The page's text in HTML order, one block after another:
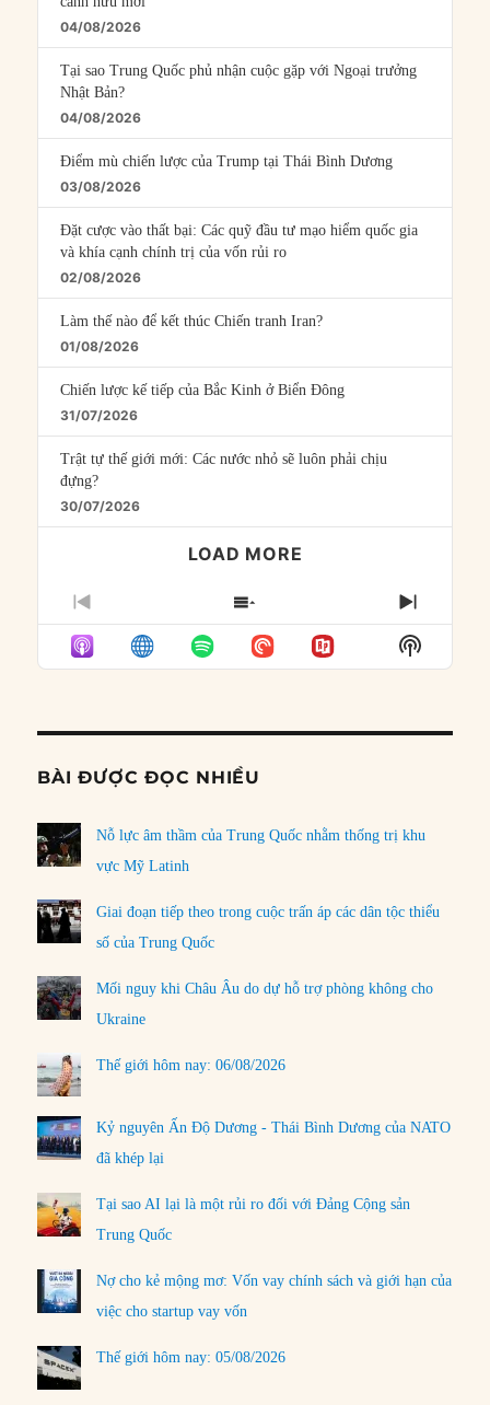
04/08/2026
Tại sao Trung Quốc phủ nhận cuộc gặp với Ngoại trưởng
Nhật Bản?
04/08/2026
Điểm mù chiến lược của Trump tại Thái Bình Dương
03/08/2026
Đặt cược vào thất bại: Các quỹ đầu tư mạo hiểm quốc gia
và khía cạnh chính trị của vốn rủi ro
02/08/2026
Làm thế nào để kết thúc Chiến tranh Iran?
01/08/2026
Chiến lược kế tiếp của Bắc Kinh ở Biển Đông
31/07/2026
Trật tự thế giới mới: Các nước nhỏ sẽ luôn phải chịu
đựng?
30/07/2026
LOAD MORE
PREVIOUS
EPISODE
SHOW
EPISODES
LIST
NEXT
Show
Podcast
BÀI ĐƯỢC ĐỌC NHIỀU
Nỗ lực âm thầm của Trung Quốc nhằm thống trị khu
vực Mỹ Latinh
Giai đoạn tiếp theo trong cuộc trấn áp các dân tộc thiểu
số của Trung Quốc
Mối nguy khi Châu Âu do dự hỗ trợ phòng không cho
Ukraine
Thế giới hôm nay: 06/08/2026
Kỷ nguyên Ấn Độ Dương - Thái Bình Dương của NATO
đã khép lại
Tại sao AI lại là một rủi ro đối với Đảng Cộng sản
Trung Quốc
Nợ cho kẻ mộng mơ: Vốn vay chính sách và giới hạn của
việc cho startup vay vốn
Thế giới hôm nay: 05/08/2026